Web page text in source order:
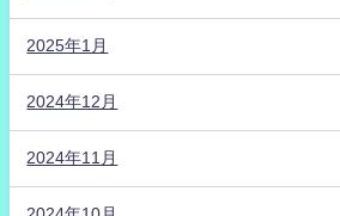
2025年1月
2024年12月
2024年11月